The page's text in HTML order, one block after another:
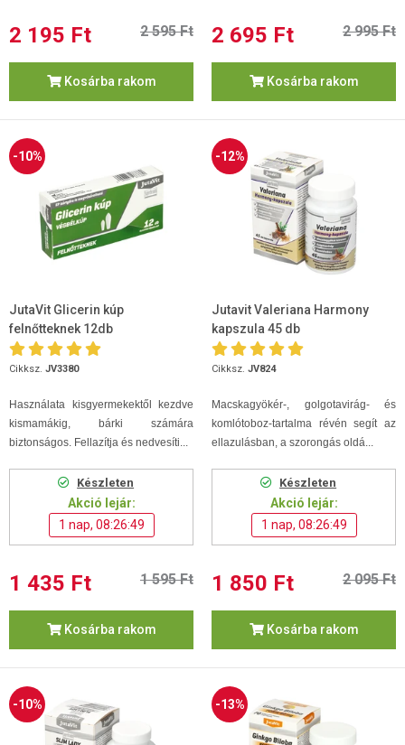
2 195 Ft 2 595 Ft
Kosárba rakom
2 695 Ft 2 995 Ft
Kosárba rakom
-10%
JutaVit Glicerin kúp
felnőtteknek 12db
Cikksz. JV3380
Használata kisgyermekektől kezdve
kismamákig, bárki számára
biztonságos. Fellazítja és nedvesíti...
Készleten
Akció lejár:
1 nap, 08:26:48
1 435 Ft 1 595 Ft
Kosárba rakom
-12%
Jutavit Valeriana Harmony
kapszula 45 db
Cikksz. JV824
Macskagyökér-, golgotavirág- és
komlótoboz-tartalma révén segít az
ellazulásban, a szorongás oldá...
Készleten
Akció lejár:
1 nap, 08:26:48
1 850 Ft 2 095 Ft
Kosárba rakom
-10% -13%